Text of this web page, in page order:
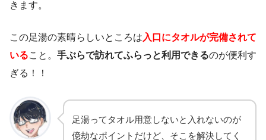
きます。
この足湯の素晴らしいところは 入口にタオルが完備されて
いること。 手ぶらで訪れてふらっと利用できるのが便利す
ぎる！！
足湯ってタオル用意しないと入れないのが
億劫なポイントだけど、そこを解決してく